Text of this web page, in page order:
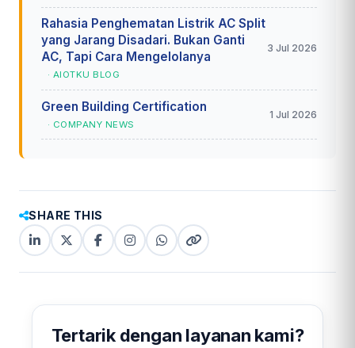
Rahasia Penghematan Listrik AC Split
yang Jarang Disadari. Bukan Ganti
AC, Tapi Cara Mengelolanya
· AIOTKU BLOG
3 Jul 2026
Green Building Certification
· COMPANY NEWS
1 Jul 2026
SHARE THIS
LinkedIn
X
(Twitter)
FacebookInstagram
(copy
WhatsApp
Copy
link
Tertarik dengan layanan kami?